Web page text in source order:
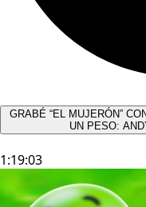
GRABÉ “EL MUJERÓN”
UN PESO:
1:19:03